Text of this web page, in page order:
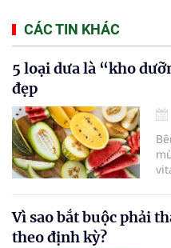
CÁC TIN KHÁC
5 loại dưa là “kho
đẹp
Vì sao bắt buộc phải
theo định kỳ?